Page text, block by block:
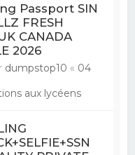
Passport SIN
FRESH
CANADA
2026
dumpstop10 « 04
aux lycéens